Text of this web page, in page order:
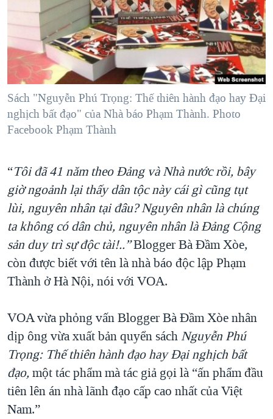
"Tìm"NGƯỜI VIỆT HẢI NGOẠI
ĐỜI SỐNG
KINH TẾ
KHOA HỌC
SỨC KHOẺ
VĂN HOÁ
GIÁO DỤC
HÀNH TRÌNH BẦU CỬ 2024
MỘT NĂM CHIẾN TRANH TẠI DẢI GAZA
GIẢI MÃ VÀNH ĐAI & CON ĐƯỜNG
TRỊNH VĨNH BÌNH - NGƯỜI HẠ 'BÊN THẮNG CUỘC'
GROUND ZERO – XƯA VÀ NAY
CÁC GIÁ TRỊ CỘNG HÒA Ở VIỆT NAM
TRỊNH VĨNH BÌNH VS. CHÍNH PHỦ VIỆT NAM
NGƯ DÂN VIỆT VÀ LÀN SÓNG TRỘM HẢI SÂM
BÊN KIA QUỐC LỘ: TIẾNG VỌNG TỪ NÔNG THÔN MỸ
QUAN HỆ VIỆT MỸ
VIDEO
NGHE
MẠNG XÃ HỘI
Ngôn ngữ khác
Sách "Nguyễn Phú Trọng: Thế thiên hành đạo hay Đại
nghịch bất đạo" của Nhà báo Phạm Thành. Photo
Facebook Phạm Thành
“Tôi đã 41 năm theo Đảng và Nhà nước rồi, bây
giờ ngoảnh lại thấy dân tộc này cái gì cũng tụt
lùi, nguyên nhân tại đâu? Nguyên nhân là chúng
ta không có dân chủ, nguyên nhân là Đảng Cộng
sản duy trì sự độc tài!..”Blogger Bà Đầm Xòe,
còn được biết với tên là nhà báo độc lập Phạm
Thành ở Hà Nội, nói với VOA.
VOA vừa phỏng vấn Blogger Bà Đầm Xòe nhân
dịp ông vừa xuất bản quyển sáchNguyễn Phú
Trọng: Thế thiên hành đạo hay Đại nghịch bất
đạo, một tác phẩm mà tác giả gọi là “ấn phẩm đầu
tiên lên án nhà lãnh đạo cấp cao nhất của Việt
Nam.”